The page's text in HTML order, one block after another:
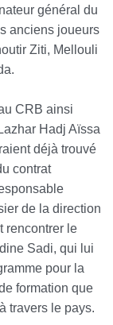
général du
anciens joueurs
Ziti, Mellouli
CRB ainsi
Hadj Aïssa
déjà trouvé
contrat
de la direction
rencontrer le
Sadi, qui lui
pour la
formation que
travers le pays.